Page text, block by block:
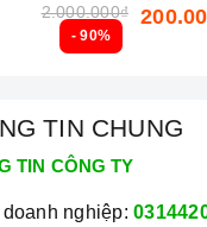
- 90%
2.000.000₫
TIN CHUNG
TIN CÔNG TY
doanh nghiệp: